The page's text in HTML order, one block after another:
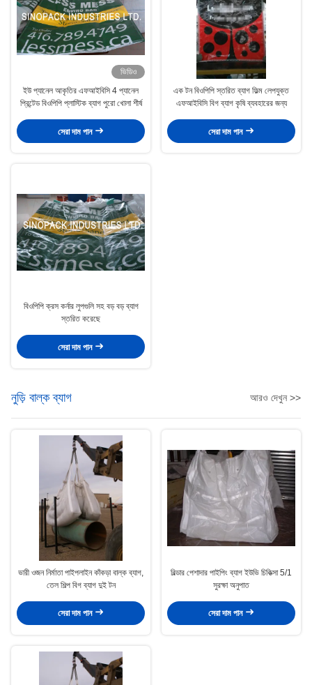
ভিডিও
ইউ প্যানেল আকৃতির এফআইবিসি 4 প্যানেল
প্রিন্টেড বিওপিপি প্লাস্টিক ব্যাগ পুরো খোলা শীর্ষ
সেরা দাম পান
এক টন বিওপিপি স্তরিত ব্যাগ ফিল্ম লেপযুক্ত
এফআইবিসি বিগ ব্যাগ কৃষি ব্যবহারের জন্য
সেরা দাম পান
বিওপিপি ক্রস কর্নার লুপগুলি সহ বড় বড় ব্যাগ
স্তরিত করেছে
সেরা দাম পান
নুড়ি বাল্ক ব্যাগ আরও দেখুন >>
ভারী ওজন নির্মাতা পাইপলাইন কাঁকড়া বাল্ক ব্যাগ,
তেল শিল্প বিগ ব্যাগ দুই টন
সেরা দাম পান
বিল্ডার পেশাদার পাইপিং ব্যাগ ইউভি চিকিত্সা 5/1
সুরক্ষা অনুপাত
সেরা দাম পান